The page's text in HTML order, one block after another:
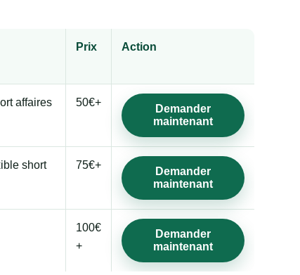
Prix Action
affaires
50€+
Demander
maintenant
short
75€+
Demander
maintenant
100€
+
Demander
maintenant